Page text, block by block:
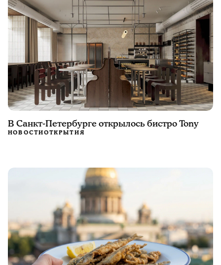
В Санкт-Петербурге открылось бистро Tony
НОВОСТИОТКРЫТИЯ